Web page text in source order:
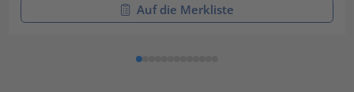
Auf die Merkliste